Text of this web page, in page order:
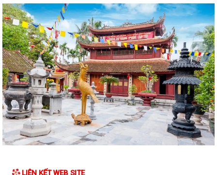
Về việc công khai danh mục thủ tục hành chính bị bãi bỏ thuộc phạm vi
chức năng của Sở Nông nghiệp...
THẮP SÁNG NGỌN NẾN TRI ÂN – XÃ BÌNH GIANG LAN TỎA ĐẠO LÝ
"UỐNG NƯỚC NHỚ NGUỒN"
Tìm hiểu Luật số 132/2025/QH15 sửa đổi, bổ sung một số điều của
Luật Phòng, chống tham nhũng, có...
XÃ BÌNH GIANG TỔ CHỨC KỲ HỌP THỨ BA (KỲ HỌP THƯỜNG LỆ GIỮA
NĂM) HĐND XÃ BÌNH GIANG KHÓA II, NHIỆM...
Về việc công khai thủ tục hành chính nội bộ ban hành mới lĩnh vực điện
lực thuộc phạm vi chức năng...
LIÊN KẾT WEB SITE